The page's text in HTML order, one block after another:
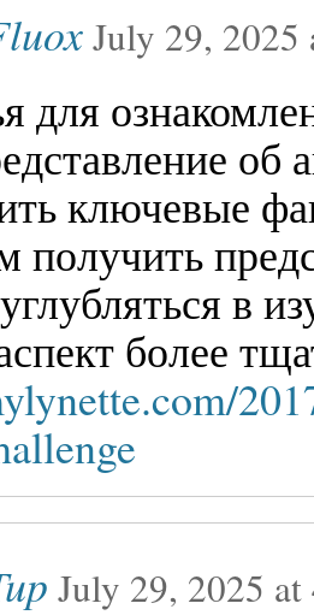
July 29, 2025
для
ключевые
получить
в
более
July 29, 2025 at